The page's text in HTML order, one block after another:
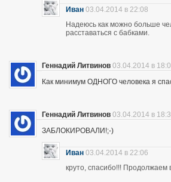
Иван 03.04.2014 в 22:08
Надеюсь как можно больше
расставаться с бабками.
Геннадий Литвинов 03.04.2014 в
Как минимум ОДНОГО человека я
Геннадий Литвинов 03.04.2014 в
ЗАБЛОКИРОВАЛИ!;-)
Иван 03.04.2014 в 22:06
круто, спасибо!!! Продолжаем